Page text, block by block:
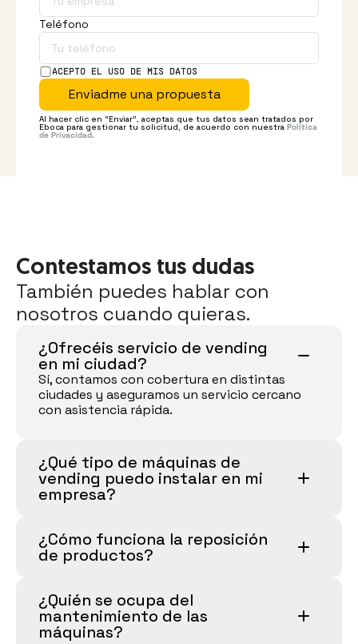
Teléfono
ACEPTO EL USO DE MIS DATOS
Enviadme una propuesta
Al hacer clic en “Enviar”, aceptas que tus datos sean tratados por
Eboca para gestionar tu solicitud, de acuerdo con nuestra Política
de Privacidad.
Contestamos tus dudas
También puedes hablar con
nosotros cuando quieras.
¿Ofrecéis servicio de vending
en mi ciudad?
Sí, contamos con cobertura en distintas
ciudades y aseguramos un servicio cercano
con asistencia rápida.
¿Qué tipo de máquinas de
vending puedo instalar en mi
empresa?
¿Cómo funciona la reposición
de productos?
¿Quién se ocupa del
mantenimiento de las
máquinas?